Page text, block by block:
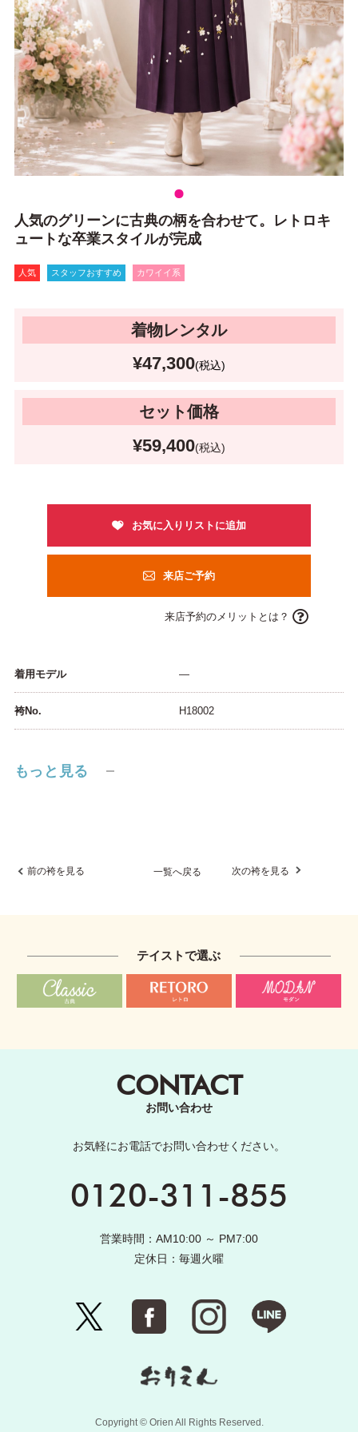
人気のグリーンに古典の柄を合わせて。レトロキ
ュートな卒業スタイルが完成
人気 スタッフおすすめ カワイイ系
着物レンタル
¥47,300(税込)
セット価格
¥59,400(税込)
来店ご予約
来店予約のメリットとは？
着用モデル ―
袴No. H18002
もっと見る
前の袴を見る 一覧へ戻る 次の袴を見る
テイストで選ぶ
CONTACT
お問い合わせ
お気軽にお電話でお問い合わせください。
0120-311-855
営業時間：AM10:00 ～ PM7:00
定休日：毎週火曜
Copyright © Orien All Rights Reserved.